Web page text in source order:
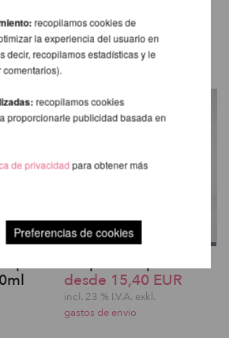
RECOMENDAMOS
PRODUCTOS
desde 15,40 EUR
incl. 23 % I.V.A. exkl.
gastos de envio
recopilamos cookies de
la experiencia del usuario en
decir, recopilamos estadísticas y le
recopilamos cookies
proporcionarle publicidad basada en
de privacidadpara obtener más
Preferencias de cookies